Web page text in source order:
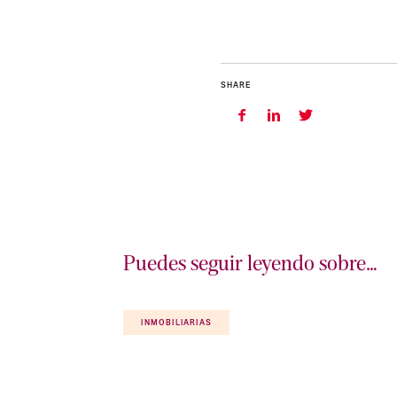
SHARE
Puedes seguir leyendo sobre…
INMOBILIARIAS